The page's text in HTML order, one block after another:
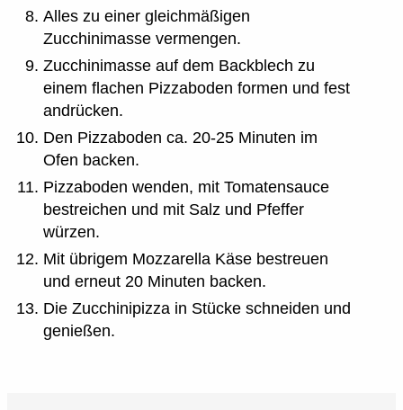
Alles zu einer gleichmäßigen
Zucchinimasse vermengen.
Zucchinimasse auf dem Backblech zu
einem flachen Pizzaboden formen und fest
andrücken.
Den Pizzaboden ca. 20-25 Minuten im
Ofen backen.
Pizzaboden wenden, mit Tomatensauce
bestreichen und mit Salz und Pfeffer
würzen.
Mit übrigem Mozzarella Käse bestreuen
und erneut 20 Minuten backen.
Die Zucchinipizza in Stücke schneiden und
genießen.